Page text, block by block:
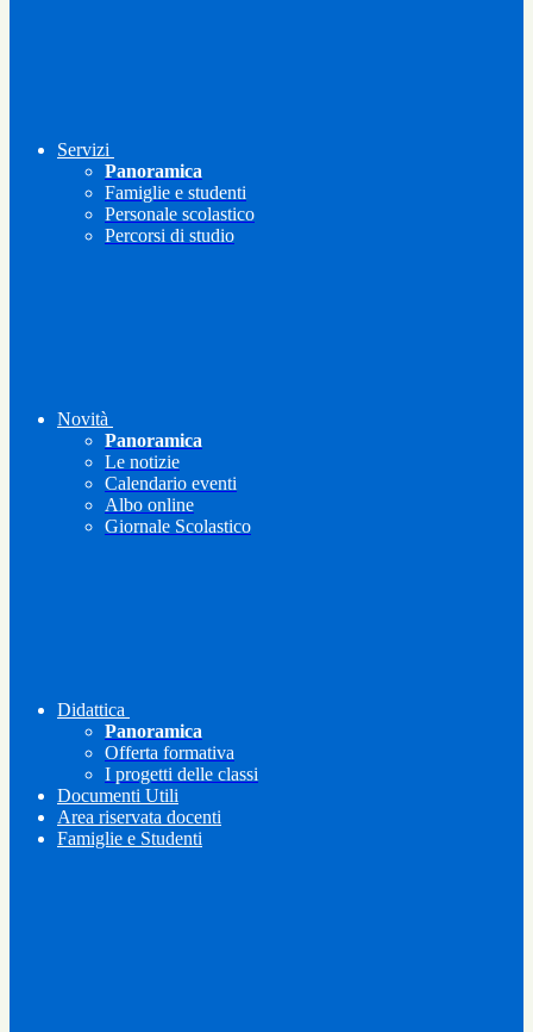
Servizi
Panoramica
Famiglie e studenti
Personale scolastico
Percorsi di studio
Novità
Panoramica
Le notizie
Calendario eventi
Albo online
Giornale Scolastico
Didattica
Panoramica
Offerta formativa
I progetti delle classi
Documenti Utili
Area riservata docenti
Famiglie e Studenti